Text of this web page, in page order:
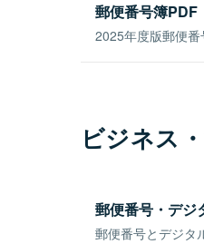
郵便番号簿PDF
2025年度版郵便番
ビジネス
郵便番号・デジ
郵便番号とデジタ